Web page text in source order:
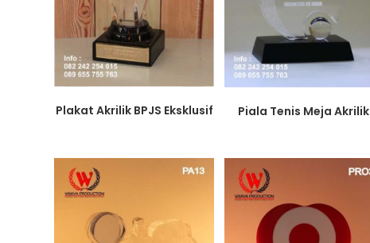
Plakat Akrilik BPJS Eksklusif Piala Tenis Meja Akrilik